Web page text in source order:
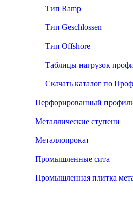
Тип Ramp
Тип Geschlossen
Тип Offshore
Таблицы нагрузок
Скачать каталог по
Перфорированный
Металлические ступени
Металлопрокат
Промышленные сита
Промышленная плитка